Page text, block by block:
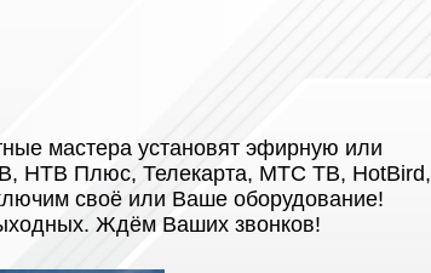
мастера установят эфирную или
НТВ Плюс, Телекарта, МТС ТВ, HotBird,
своё или Ваше оборудование!
Ждём Ваших звонков!